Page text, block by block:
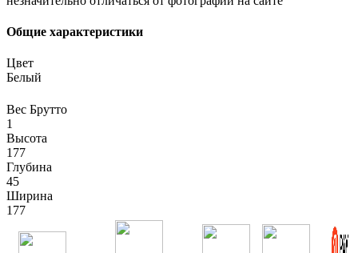
Общие характеристики
Цвет
Белый
Вес Брутто
1
Высота
177
Глубина
45
Ширина
177